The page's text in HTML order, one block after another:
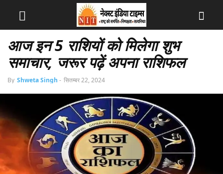
आज इन 5 राशियों को मिलेगा शुभ
समाचार, जरूर पढ़ें अपना राशिफल
By Shweta Singh - सितम्बर 22, 2024